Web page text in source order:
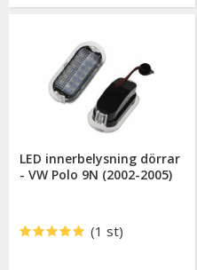
LED innerbelysning dörrar
- VW Polo 9N (2002-2005)
(1 st)